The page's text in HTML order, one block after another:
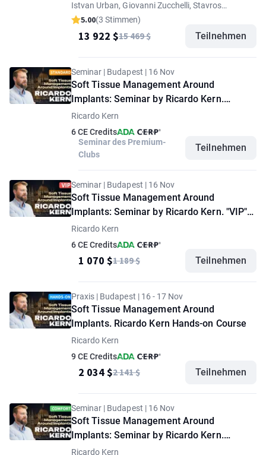
Istvan Urban, Giovanni Zucchelli, Stavros
Pelekanos, Paulo Malo
5.00(3 Stimmen)
13 922 $15 469 $ Teilnehmen
Seminar | Budapest | 16 Nov
Soft Tissue Management Around
Implants: Seminar by Ricardo Kern.
"Standard" option
Ricardo Kern
6 CE Credits
Seminar des Premium-
Clubs
Teilnehmen
Seminar | Budapest | 16 Nov
Soft Tissue Management Around
Implants: Seminar by Ricardo Kern. "VIP"
option
Ricardo Kern
6 CE Credits
1 070 $1 189 $ Teilnehmen
Praxis | Budapest | 16 - 17 Nov
Soft Tissue Management Around
Implants. Ricardo Kern Hands-on Course
Ricardo Kern
9 CE Credits
2 034 $2 141 $ Teilnehmen
Seminar | Budapest | 16 Nov
Soft Tissue Management Around
Implants: Seminar by Ricardo Kern.
"Comfort" option
Ricardo Kern